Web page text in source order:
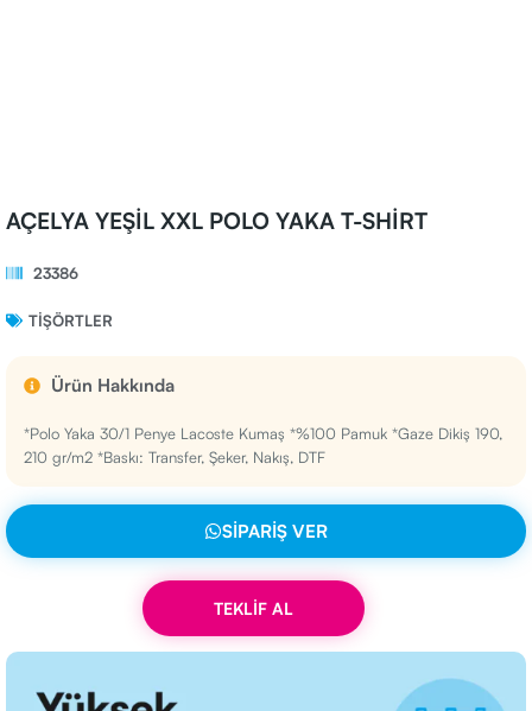
AÇELYA YEŞİL XXL POLO YAKA T-SHİRT
23386
TIŞÖRTLER
Ürün Hakkında
*Polo Yaka 30/1 Penye Lacoste Kumaş *%100 Pamuk *Gaze Dikiş 190,
210 gr/m2 *Baskı: Transfer, Şeker, Nakış, DTF
SIPARIŞ VER
TEKLİF AL